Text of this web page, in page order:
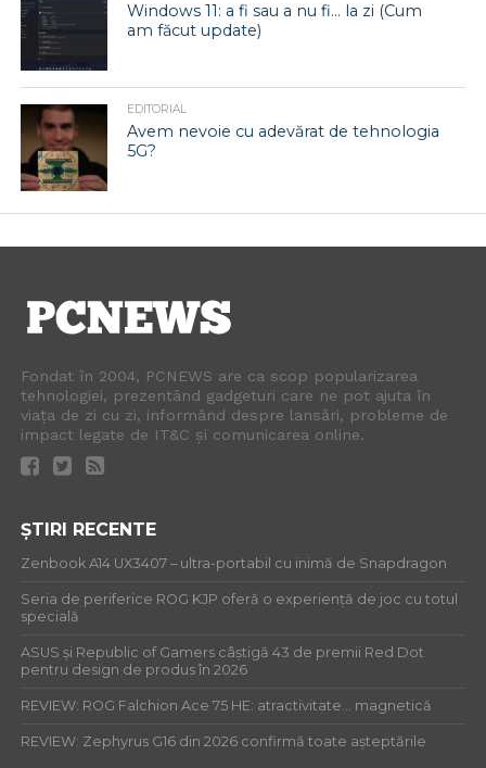
Windows 11: a fi sau a nu fi… la zi (Cum
am făcut update)
EDITORIAL
Avem nevoie cu adevărat de tehnologia
5G?
Fondat în 2004, PCNEWS are ca scop popularizarea
tehnologiei, prezentând gadgeturi care ne pot ajuta în
viața de zi cu zi, informând despre lansări, probleme de
impact legate de IT&C și comunicarea online.
ȘTIRI RECENTE
Zenbook A14 UX3407 – ultra-portabil cu inimă de Snapdragon
Seria de periferice ROG KJP oferă o experiență de joc cu totul
specială
ASUS și Republic of Gamers câștigă 43 de premii Red Dot
pentru design de produs în 2026
REVIEW: ROG Falchion Ace 75 HE: atractivitate… magnetică
REVIEW: Zephyrus G16 din 2026 confirmă toate așteptările